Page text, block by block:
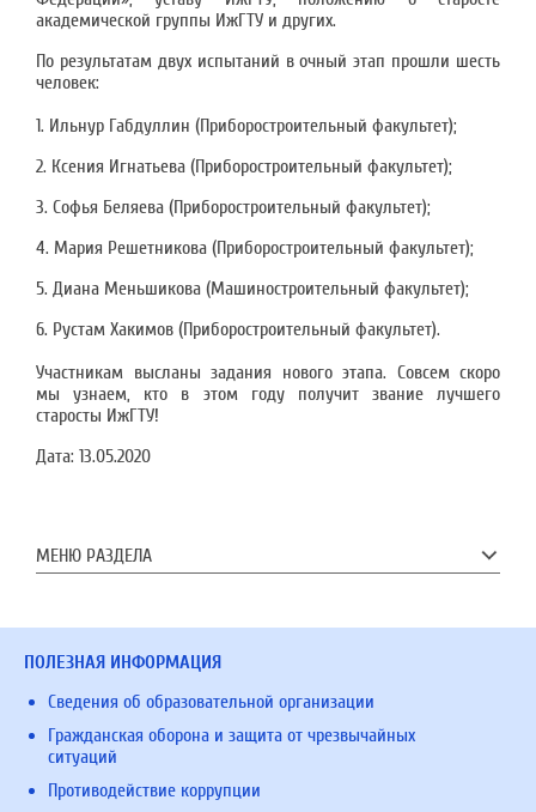
академической группы ИжГТУ и других.
По результатам двух испытаний в очный этап прошли шесть
человек:
1. Ильнур Габдуллин (Приборостроительный факультет);
2. Ксения Игнатьева (Приборостроительный факультет);
3. Софья Беляева (Приборостроительный факультет);
4. Мария Решетникова (Приборостроительный факультет);
5. Диана Меньшикова (Машиностроительный факультет);
6. Рустам Хакимов (Приборостроительный факультет).
Участникам высланы задания нового этапа. Совсем скоро
мы узнаем, кто в этом году получит звание лучшего
старосты ИжГТУ!
Дата: 13.05.2020
МЕНЮ РАЗДЕЛА
ПОЛЕЗНАЯ ИНФОРМАЦИЯ
Сведения об образовательной организации
Гражданская оборона и защита от чрезвычайных
ситуаций
Противодействие коррупции